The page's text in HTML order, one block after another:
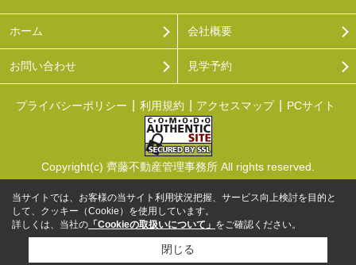
ホーム 会社概要
お問い合わせ 見学予約
プライバシーポリシー 利用規約 アクセスマップ PCサイト
Copyright(c) 齊藤不動産管理事務所 All rights reserved.
当サイトでは、お客様の当サイト利用状況把握、サービス向上検討を目的と
して、クッキー（Cookie）を使用しています。
詳しくは、当社の 「Cookieの取扱いについて」 をご確認ください。
閉じる